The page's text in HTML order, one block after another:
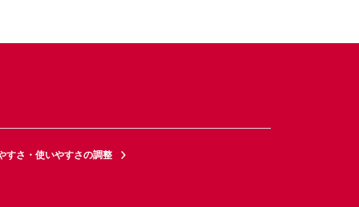
すさ・使いやすさの調整